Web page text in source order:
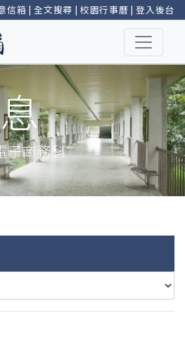
信箱 |全文搜尋 | 校園行事曆 |登入後台
子商務科